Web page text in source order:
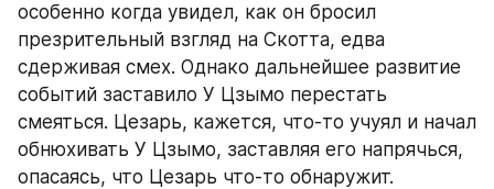
особенно когда увидел, как он бросил
презрительный взгляд на Скотта, едва
сдерживая смех. Однако дальнейшее развитие
событий заставило У Цзымо перестать
смеяться. Цезарь, кажется, что-то учуял и начал
обнюхивать У Цзымо, заставляя его напрячься,
опасаясь, что Цезарь что-то обнаружит.